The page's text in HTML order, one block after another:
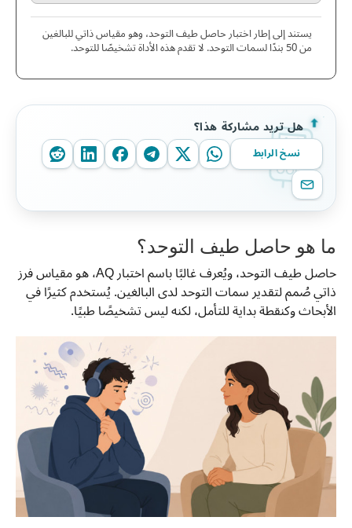
يستند إلى إطار اختبار حاصل طيف التوحد، وهو مقياس ذاتي للبالغين
من 50 بندًا لسمات التوحد. لا تقدم هذه الأداة تشخيصًا للتوحد.
هل تريد مشاركة هذا؟
نسخ الرابط
ما هو حاصل طيف التوحد؟
حاصل طيف التوحد، ويُعرف غالبًا باسم اختبار AQ، هو مقياس فرز
ذاتي صُمم لتقدير سمات التوحد لدى البالغين. يُستخدم كثيرًا في
الأبحاث وكنقطة بداية للتأمل، لكنه ليس تشخيصًا طبيًا.